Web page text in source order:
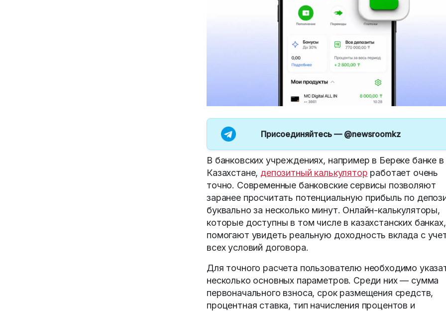
Присоединяйтесь — @newsroomkz
В банковских учреждениях, например в Береке банке в
Казахстане, депозитный калькулятор работает очень
точно. Современные банковские сервисы позволяют
заранее просчитать потенциальную прибыль по
буквально за несколько минут. Онлайн-калькуляторы,
которые доступны в том числе в казахстанских банках,
помогают увидеть реальную доходность вклада с
всех условий договора.
Для точного расчета пользователю необходимо
несколько основных параметров. Среди них — сумма
первоначального взноса, срок размещения средств,
процентная ставка, тип начисления процентов и